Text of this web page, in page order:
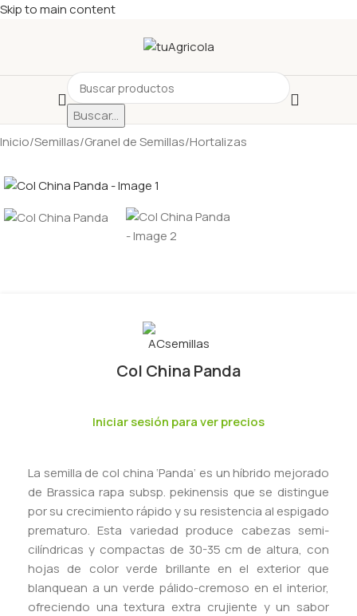
Skip to main content
Buscar...
Inicio/Semillas/Granel de Semillas/Hortalizas
Col China Panda
Iniciar sesión para ver precios
La semilla de col china ‘Panda’ es un híbrido mejorado
de Brassica rapa subsp. pekinensis que se distingue
por su crecimiento rápido y su resistencia al espigado
prematuro. Esta variedad produce cabezas semi-
cilíndricas y compactas de 30-35 cm de altura, con
hojas de color verde brillante en el exterior que
blanquean a un verde pálido-cremoso en el interior,
ofreciendo una textura extra crujiente y un sabor